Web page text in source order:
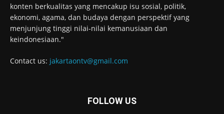
konten berkualitas yang mencakup isu sosial, politik,
ekonomi, agama, dan budaya dengan perspektif yang
menjunjung tinggi nilai-nilai kemanusiaan dan
keindonesiaan."
Contact us: jakartaontv@gmail.com
FOLLOW US